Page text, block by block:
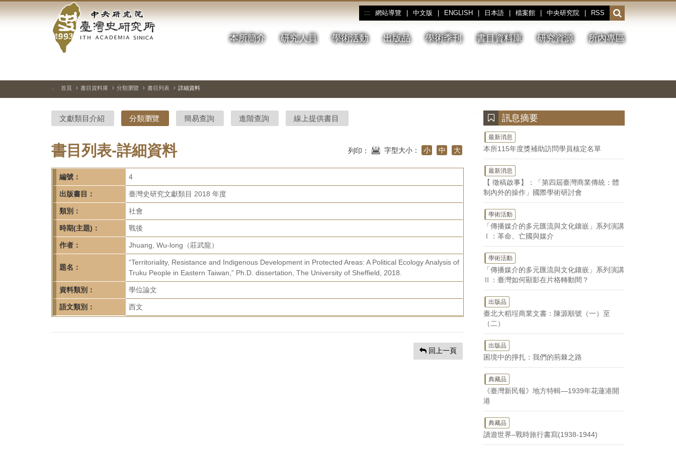
到
中
央
研
院-
臺
灣
史
研
究
所-
首
頁
::: 網站導覽 中文版 ENGLISH 日本語 檔案館 中央研究院 RSS
開
啟
或
收
本所簡介 研究人員 學術活動 出版品 學術季刊 書目資料庫 研究資源 所內專區
停、
圖
圖
結
::: 首頁 書目資料庫 分類瀏覽 書目列表 詳細資料
文獻類目介紹 分類瀏覽 簡易查詢 進階查詢 線上提供書目
書目列表-詳細資料 列印： 字型大小： 小 中 大
編號： 4
出版書目： 臺灣史研究文獻類目 2018 年度
類別： 社會
時期(主題)： 戰後
作者： Jhuang, Wu-long（莊武龍）
題名：
“Territoriality, Resistance and Indigenous Development in Protected Areas: A Political Ecology Analysis of
Truku People in Eastern Taiwan,” Ph.D. dissertation, The University of Sheffield, 2018.
資料類別： 學位論文
語文類別： 西文
回上一頁
訊息摘要
最新消息
本所115年度獎補助訪問學員核定名單
最新消息
【 徵稿啟事】：「第四屆臺灣商業傳統：體
制內外的操作」國際學術研討會
學術活動
「傳播媒介的多元匯流與文化鑲嵌」系列演講
Ⅰ：革命、亡國與媒介
學術活動
「傳播媒介的多元匯流與文化鑲嵌」系列演講
Ⅱ：臺灣如何顯影在片格轉動間？
出版品
臺北大稻埕商業文書：陳源順號（一）至
（二）
出版品
困境中的掙扎：我們的荊棘之路
典藏品
《臺灣新民報》地方特輯—1939年花蓮港開
港
典藏品
讀遊世界–戰時旅行書寫(1938-1944)